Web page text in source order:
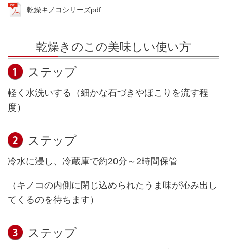
乾燥キノコシリーズpdf
乾燥きのこの美味しい使い方
ステップ
軽く水洗いする（細かな石づきやほこりを流す程
度）
ステップ
冷水に浸し、冷蔵庫で約20分～2時間保管
（キノコの内側に閉じ込められたうま味が沁み出し
てくるのを待ちます）
ステップ